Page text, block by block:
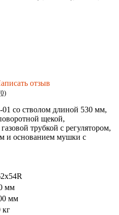
отзыв
со стволом длиной 530 мм,
щекой,
трубкой с регулятором,
и основанием мушки с
мм
мм
кг